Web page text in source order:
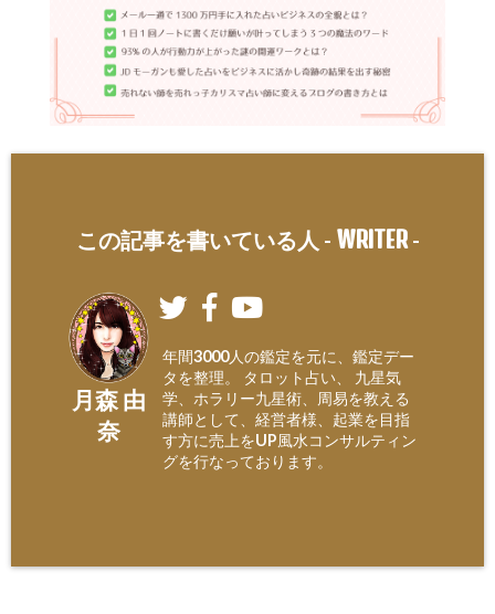
この記事を書いている人 - WRITER-
月森 由
奈
年間3000人の鑑定を元に、鑑定デー
タを整理。 タロット占い、 九星気
学、ホラリー九星術、周易を教える
講師として、経営者様、起業を目指
す方に売上をUP風水コンサルティン
グを行なっております。